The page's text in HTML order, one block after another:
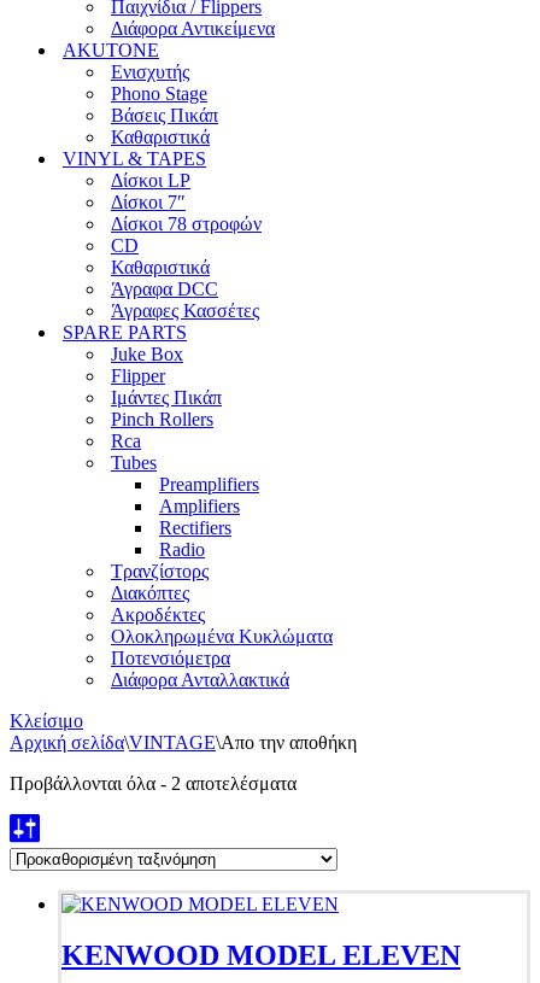
Παιχνίδια / Flippers
Διάφορα Αντικείμενα
AKUTONE
Ενισχυτής
Phono Stage
Βάσεις Πικάπ
Καθαριστικά
VINYL & TAPES
Δίσκοι LP
Δίσκοι 7″
Δίσκοι 78 στροφών
CD
Καθαριστικά
Άγραφα DCC
Άγραφες Κασσέτες
SPARE PARTS
Juke Box
Flipper
Ιμάντες Πικάπ
Pinch Rollers
Rca
Tubes
Preamplifiers
Amplifiers
Rectifiers
Radio
Τρανζίστορς
Διακόπτες
Ακροδέκτες
Ολοκληρωμένα Κυκλώματα
Ποτενσιόμετρα
Διάφορα Ανταλλακτικά
Κλείσιμο
Αρχική σελίδα\VINTAGE\Απο την αποθήκη
Προβάλλονται όλα - 2 αποτελέσματα
KENWOOD MODEL ELEVEN